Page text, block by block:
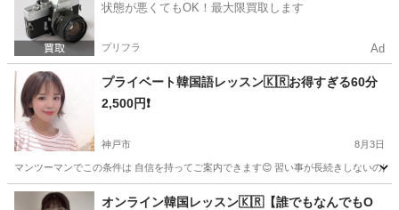
状態が悪くてもOK！最大限買取します
プリフラ Ad
プライベート韓国語レッスン🇰🇷お得すぎる60分
2,500円❗️
神戸市 8月3日
マンツーマンでこの条件は 自信を持ってご案内できます😊 習い事が長続きしないの
兵庫 神戸市 韓国語 レッスン
オンライン韓国レッスン🇰🇷【誰でもなんでもO